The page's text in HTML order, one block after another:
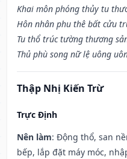
Khai môn phóng thủy tu
Hôn nhân phu thê bất cửu
Tu thổ trúc tường thương
Thủ phù song nữ lệ uông
Thập Nhị Kiến Trừ
Trực Định
Nên làm: Động thổ, san
bếp, lắp đặt máy móc,